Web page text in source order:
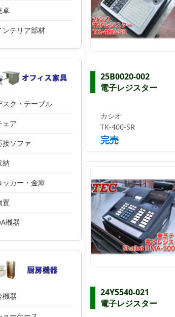
卓
ンテリア部材
スク・テーブル
ェア
接ソファ
納
ッカー・金庫
置
機器
機器
25B0020-002
電子レジスター
カシオ
TK-400-SR
完売
24Y5540-021
電子レジスター